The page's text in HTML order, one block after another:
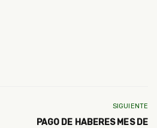
SIGUIENTE
PAGO DE HABERES MES DE